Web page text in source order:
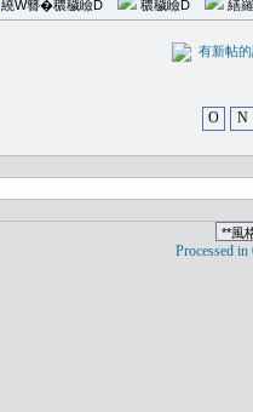
繞W簪�穠穢瞼D 穠穢瞼D 繕
有新
O N
Processed